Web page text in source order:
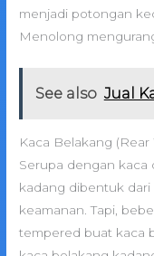
menjadi potongan
Menolong
See also Jual
Kaca Belakang (Rear
Serupa dengan kaca
kadang dibentuk
keamanan. Tapi,
tempered buat kaca